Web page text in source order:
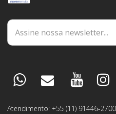
Atendimento: +55 (11) 91446-
DÚVIDAS